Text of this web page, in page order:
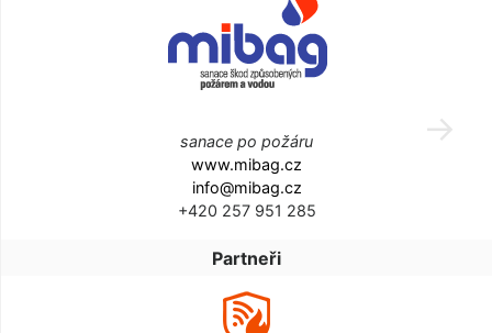
sanace po požáru
www.mibag.cz
info@mibag.cz
+420 257 951 285
Partneři